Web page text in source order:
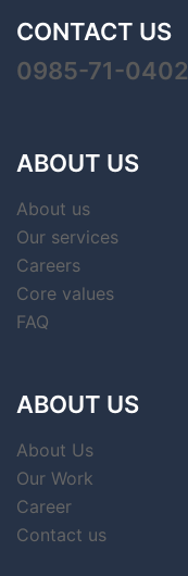
CONTACT US
0985-71-0402
ABOUT US
About us
Our services
Careers
Core values
FAQ
ABOUT US
About Us
Our Work
Career
Contact us